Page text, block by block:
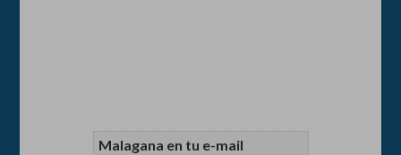
Malagana en tu e-mail